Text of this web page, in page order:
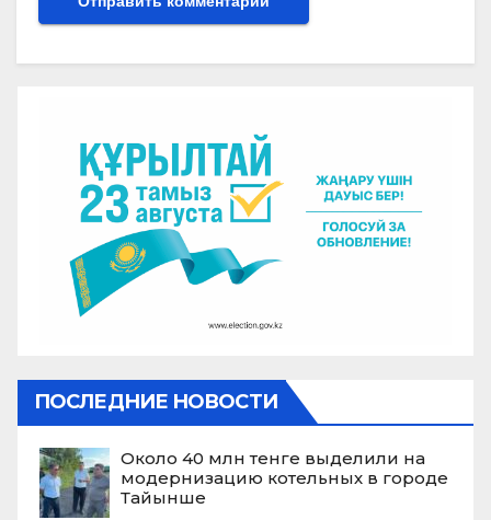
ПОСЛЕДНИЕ НОВОСТИ
Около 40 млн тенге выделили на
модернизацию котельных в городе
Тайынше